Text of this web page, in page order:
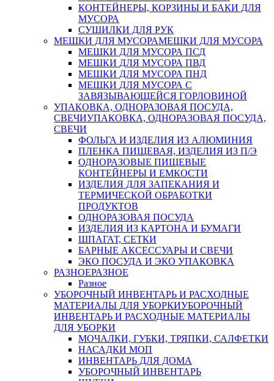
КОНТЕЙНЕРЫ, КОРЗИНЫ И БАКИ ДЛЯ
МУСОРА
СУШИЛКИ ДЛЯ РУК
МЕШКИ ДЛЯ МУСОРАМЕШКИ ДЛЯ МУСОРА
МЕШКИ ДЛЯ МУСОРА ПСД
МЕШКИ ДЛЯ МУСОРА ПВД
МЕШКИ ДЛЯ МУСОРА ПНД
МЕШКИ ДЛЯ МУСОРА С
ЗАВЯЗЫВАЮЩЕЙСЯ ГОРЛОВИНОЙ
УПАКОВКА, ОДНОРАЗОВАЯ ПОСУДА,
СВЕЧИУПАКОВКА, ОДНОРАЗОВАЯ ПОСУДА,
СВЕЧИ
ФОЛЬГА И ИЗДЕЛИЯ ИЗ АЛЮМИНИЯ
ПЛЕНКА ПИЩЕВАЯ, ИЗДЕЛИЯ ИЗ П/Э
ОДНОРАЗОВЫЕ ПИЩЕВЫЕ
КОНТЕЙНЕРЫ И ЕМКОСТИ
ИЗДЕЛИЯ ДЛЯ ЗАПЕКАНИЯ И
ТЕРМИЧЕСКОЙ ОБРАБОТКИ
ПРОДУКТОВ
ОДНОРАЗОВАЯ ПОСУДА
ИЗДЕЛИЯ ИЗ КАРТОНА И БУМАГИ
ШПАГАТ, СЕТКИ
БАРНЫЕ АКСЕССУАРЫ И СВЕЧИ
ЭКО ПОСУДА И ЭКО УПАКОВКА
РАЗНОЕРАЗНОЕ
Разное
УБОРОЧНЫЙ ИНВЕНТАРЬ И РАСХОДНЫЕ
МАТЕРИАЛЫ ДЛЯ УБОРКИУБОРОЧНЫЙ
ИНВЕНТАРЬ И РАСХОДНЫЕ МАТЕРИАЛЫ
ДЛЯ УБОРКИ
МОЧАЛКИ, ГУБКИ, ТРЯПКИ, САЛФЕТКИ
НАСАДКИ МОП
ИНВЕНТАРЬ ДЛЯ ДОМА
УБОРОЧНЫЙ ИНВЕНТАРЬ